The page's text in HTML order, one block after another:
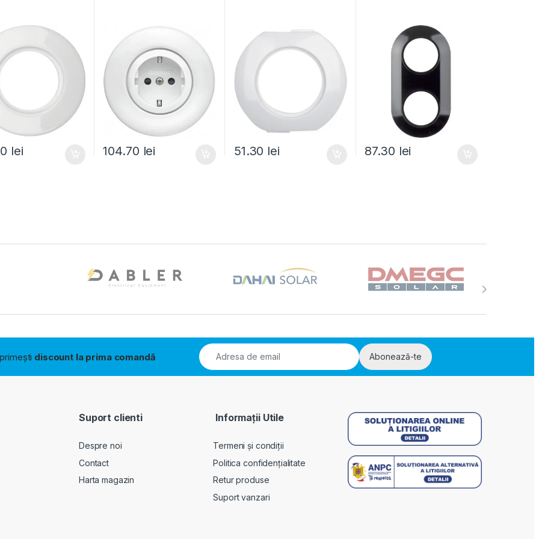
lei 104.70 lei 51.30 lei 87.30 lei
discount la prima comandă Abonează-te
Suport clienti
Despre noi
Contact
Harta magazin
Informații Utile
Termeni și condiții
Politica confidențialitate
Retur produse
Suport vanzari